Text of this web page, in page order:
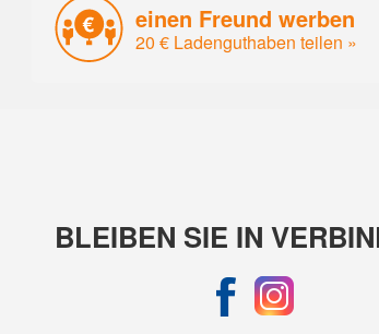
einen Freund werben
20 € Ladenguthaben teilen »
BLEIBEN SIE IN